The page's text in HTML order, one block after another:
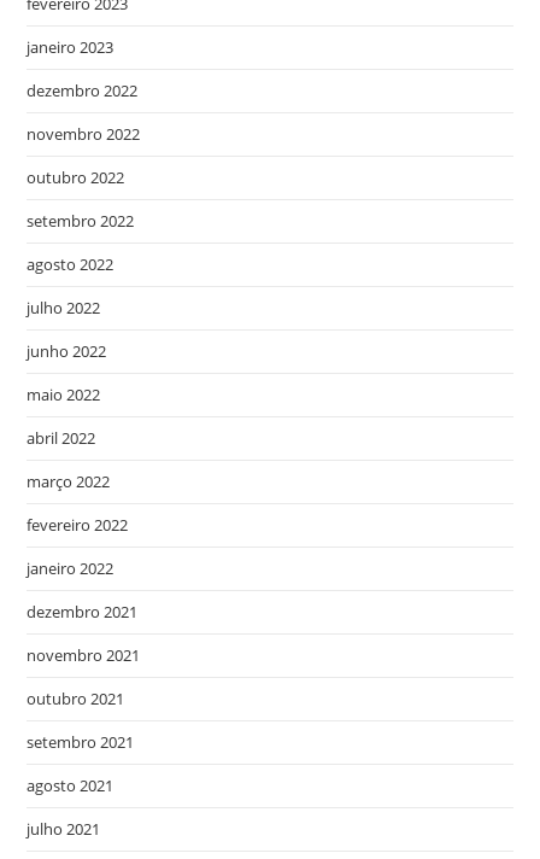
janeiro 2023
dezembro 2022
novembro 2022
outubro 2022
setembro 2022
agosto 2022
julho 2022
junho 2022
maio 2022
abril 2022
março 2022
fevereiro 2022
janeiro 2022
dezembro 2021
novembro 2021
outubro 2021
setembro 2021
agosto 2021
julho 2021